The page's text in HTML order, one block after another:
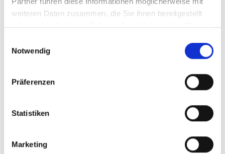
weiteren Daten zusammen, die Sie ihnen bereitgestellt
haben oder die sie im Rahmen Ihrer Nutzung der Dienste
Notwendig
Präferenzen
Statistiken
Marketing